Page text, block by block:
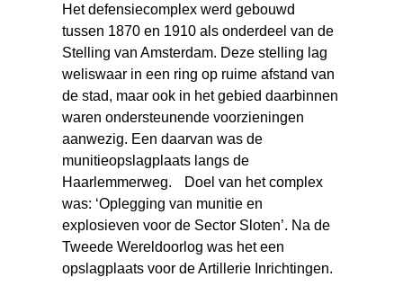
Het defensiecomplex werd gebouwd
tussen 1870 en 1910 als onderdeel van de
Stelling van Amsterdam. Deze stelling lag
weliswaar in een ring op ruime afstand van
de stad, maar ook in het gebied daarbinnen
waren ondersteunende voorzieningen
aanwezig. Een daarvan was de
munitieopslagplaats langs de
Haarlemmerweg. Doel van het complex
was: ‘Oplegging van munitie en
explosieven voor de Sector Sloten’. Na de
Tweede Wereldoorlog was het een
opslagplaats voor de Artillerie Inrichtingen.